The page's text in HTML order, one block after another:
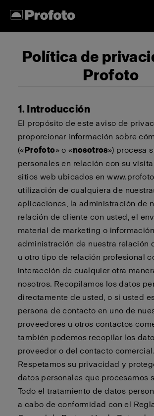
Política de
Profoto
1. Introducción
El propósito de este aviso de
proporcionar información sobre
(«Profoto» o «nosotros») procesa
personales en relación con su
sitios web ubicados en
utilización de cualquiera de
aplicaciones, la administración de
relación de cliente con usted, el
material de marketing o
administración de nuestra relación
u otro tipo de relación profesional
interacción de cualquier otra
nosotros. Recopilamos los datos
directamente de usted, o si usted
persona de contacto en uno de
proveedores u otros contactos
también podemos recopilar los
proveedor o del contacto comercial.
Respetamos su privacidad y
datos personales que procesamos
Todo el tratamiento de datos
a cabo de conformidad con el